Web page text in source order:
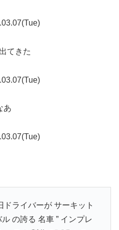
てきた
あ
ライバーが サーキット
の誇る 名車 ” インプレ